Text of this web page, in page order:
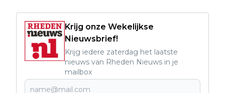
Krijg onze Wekelijkse
Nieuwsbrief!
Krijg iedere zaterdag het laatste
nieuws van Rheden Nieuws in je
mailbox